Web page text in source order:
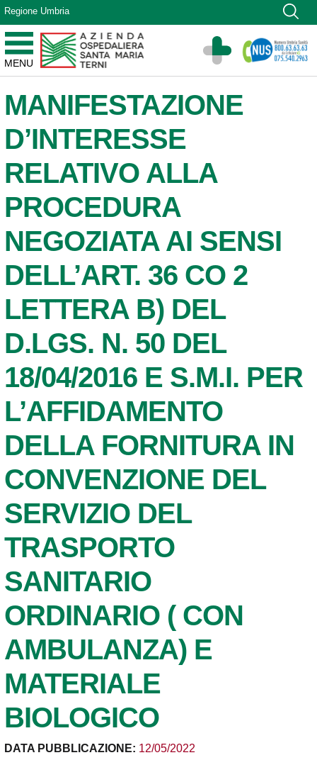
Vai ai contenuti
Vai al menu di navigazione
Vai al footer
Regione Umbria
MENU
Azienda Ospedaliera Santa Maria di Terni
Sito Istituzionale
MANIFESTAZIONE
D’INTERESSE
RELATIVO ALLA
PROCEDURA
NEGOZIATA AI SENSI
DELL’ART. 36 CO 2
LETTERA B) DEL
D.LGS. N. 50 DEL
18/04/2016 E S.M.I. PER
L’AFFIDAMENTO
DELLA FORNITURA IN
CONVENZIONE DEL
SERVIZIO DEL
TRASPORTO
SANITARIO
ORDINARIO ( CON
AMBULANZA) E
MATERIALE
BIOLOGICO
DATA PUBBLICAZIONE: 12/05/2022